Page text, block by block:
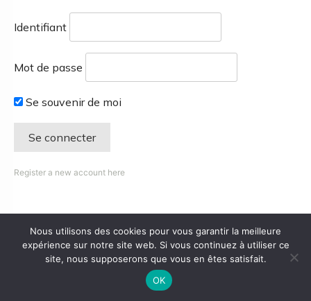
Identifiant
Mot de passe
Se souvenir de moi
Register a new account here
Nous utilisons des cookies pour vous garantir la meilleure
expérience sur notre site web. Si vous continuez à utiliser ce
site, nous supposerons que vous en êtes satisfait.
OK